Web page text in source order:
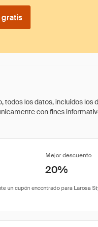
los datos, incluidos los
con fines
Mejor descuento
20%